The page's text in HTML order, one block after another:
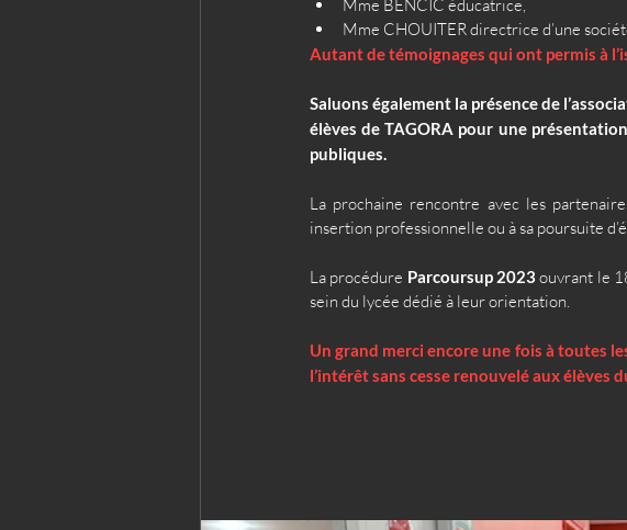
Mme BENCIC éducatrice,
Mme CHOUITER directrice d’une
Autant de témoignages qui ont permis à
Saluons également la présence de
élèves de TAGORA pour une
publiques.
La prochaine rencontre avec les
insertion professionnelle ou à sa poursuite
La procédure Parcoursup 2023 ouvrant le
sein du lycée dédié à leur orientation.
Un grand merci encore une fois à toutes
l’intérêt sans cesse renouvelé aux élèves